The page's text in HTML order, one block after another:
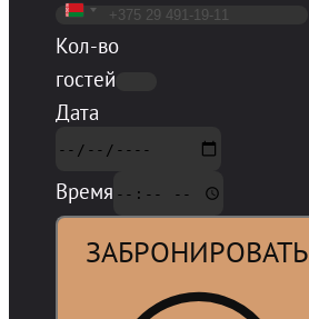
Беларусь
+375
Кол-во
гостей
Дата
Время
ЗАБРОНИРОВАТЬ